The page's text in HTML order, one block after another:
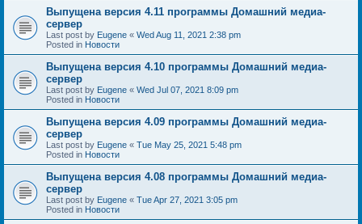
Выпущена версия 4.11 программы Домашний медиа-
сервер
Last post by Eugene « Wed Aug 11, 2021 2:38 pm
Posted in Новости
Выпущена версия 4.10 программы Домашний медиа-
сервер
Last post by Eugene « Wed Jul 07, 2021 8:09 pm
Posted in Новости
Выпущена версия 4.09 программы Домашний медиа-
сервер
Last post by Eugene « Tue May 25, 2021 5:48 pm
Posted in Новости
Выпущена версия 4.08 программы Домашний медиа-
сервер
Last post by Eugene « Tue Apr 27, 2021 3:05 pm
Posted in Новости